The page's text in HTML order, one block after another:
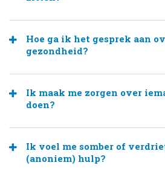
Hoe ga ik het gesprek aan
gezondheid?
Ik maak me zorgen over
doen?
Ik voel me somber of
(anoniem) hulp?